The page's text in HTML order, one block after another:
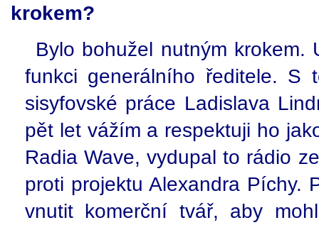
krokem?
Bylo bohužel nutným
funkci generálního ředitele. S
sisyfovské práce Ladislava
pět let vážím a respektuji ho
Radia Wave, vydupal to rádio
proti projektu Alexandra Píchy.
vnutit komerční tvář, aby